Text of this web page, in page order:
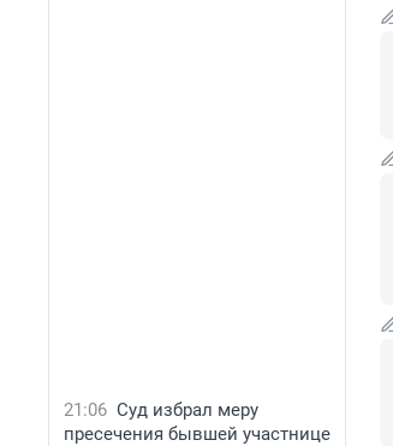
21:06 Суд избрал меру
пресечения бывшей участнице